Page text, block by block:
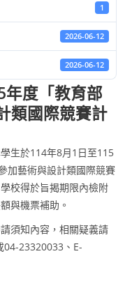
1
2026-06-12
2026-06-12
年度「教育部
類國際競賽計
生於114年8月1日至115
加藝術與設計類國際競賽
校得於旨揭期限內檢附
與機票補助。
須知內容，相關疑義請
04-23320033、E-